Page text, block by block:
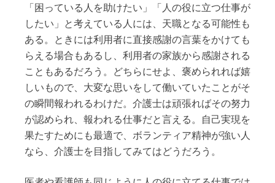
「困っている人を助けたい」「人の役に立つ仕事が
したい」と考えている人には、天職となる可能性も
ある。ときには利用者に直接感謝の言葉をかけても
らえる場合もあるし、利用者の家族から感謝される
こともあるだろう。どちらにせよ、褒められれば嬉
しいもので、大変な思いをして働いていたことがそ
の瞬間報われるわけだ。介護士は頑張ればその努力
が認められ、報われる仕事だと言える。自己実現を
果たすためにも最適で、ボランティア精神が強い人
なら、介護士を目指してみてはどうだろう。